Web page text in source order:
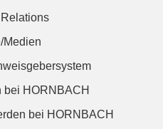
Relations
Medien
bei HORNBACH
bei HORNBACH